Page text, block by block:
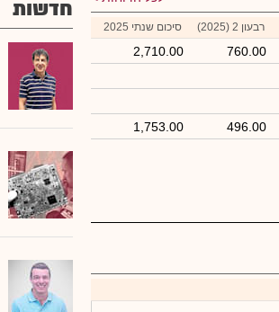
רבעון 2 (2025) סיכום שנתי 2025
760.00
2,710.00
496.00
1,753.00
חדשות